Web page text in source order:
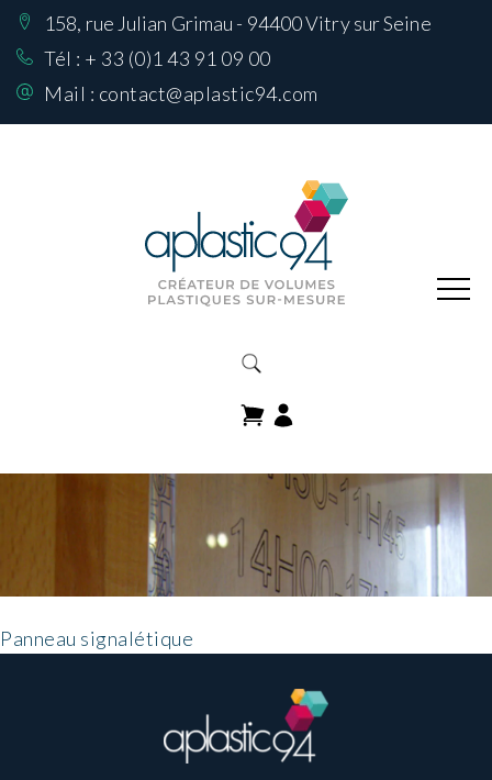
Nos Réalisations
sur mesure
Produits
Comment choisir
sa matière
Contactez-nous
158, rue Julian Grimau - 94400 Vitry sur Seine
Tél : + 33 (0)1 43 91 09 00
Mail : contact@aplastic94.com
Panneau signalétique